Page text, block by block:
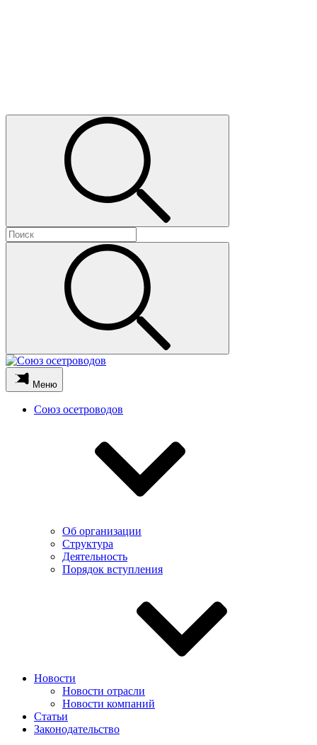
Меню
Союз осетроводов
Об организации
Структура
Деятельность
Порядок вступления
Новости
Новости отрасли
Новости компаний
Статьи
Законодательство